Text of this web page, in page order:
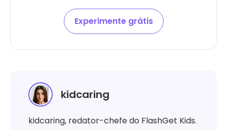
Experimente grátis
kidcaring
kidcaring, redator-chefe do FlashGet Kids.